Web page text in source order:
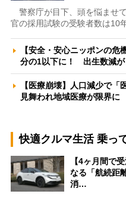
警察庁が目下、頭を悩ませ
官の採用試験の受験者数は10
【安全・安心ニッポンの
分の1以下に！ 出生数減
【医療崩壊】人口減少で
見舞われ地域医療が限界
快適クルマ生活 乗っ
【4ヶ月間で
なる「航続距
消…